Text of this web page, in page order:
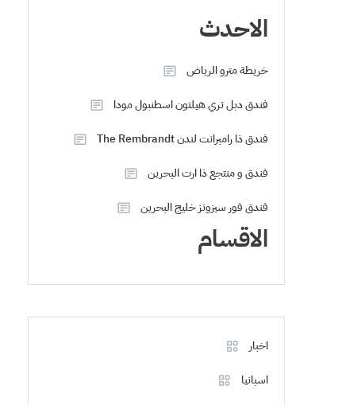
الاحدث
خريطة مترو الرياض
فندق دبل تري هيلتون اسطنبول مودا
فندق ذا رامبرانت لندن The Rembrandt
فندق و منتجع ذا ارت البحرين
فندق فور سيزونز خليج البحرين
الاقسام
اخبار
اسبانيا